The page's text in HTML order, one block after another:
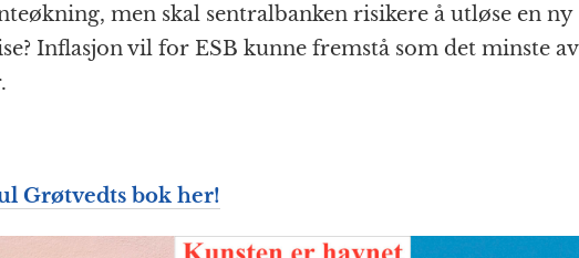
men skal sentral­banken risikere å utløse en ny
Inflasjon vil for ESB kunne fremstå som det minste av
Grøtvedts bok her!